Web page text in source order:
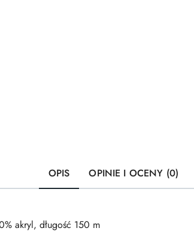
OPIS OPINIE I OCENY (0)
akryl, długość 150 m